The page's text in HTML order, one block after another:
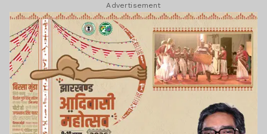
Advertisement